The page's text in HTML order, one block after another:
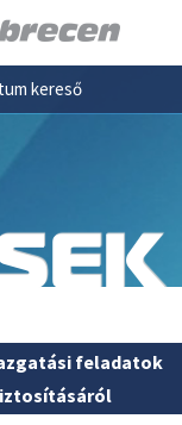
kereső
feladatok